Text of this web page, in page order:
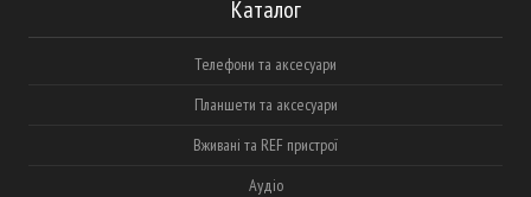
Каталог
Телефони та аксесуари
Планшети та аксесуари
Вживані та REF пристрої
Аудіо